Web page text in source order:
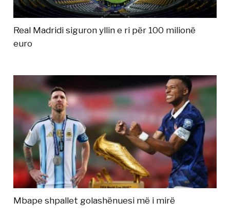
Real Madridi siguron yllin e ri për 100 milionë
euro
Mbape shpallet golashënuesi më i mirë